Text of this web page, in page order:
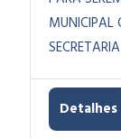
MUNICIPAL
Detalhes